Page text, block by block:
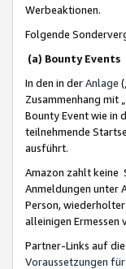
Werbeaktionen.
Folgende
(a) Bounty Events
In den in derAnlage („
Zusammenhang mit „
Bounty Event wie in
teilnehmende
ausführt.
Amazon zahlt keine
Anmeldungen unter
Person,
alleinigen Ermessen
Partner-Links auf
Voraussetzungen